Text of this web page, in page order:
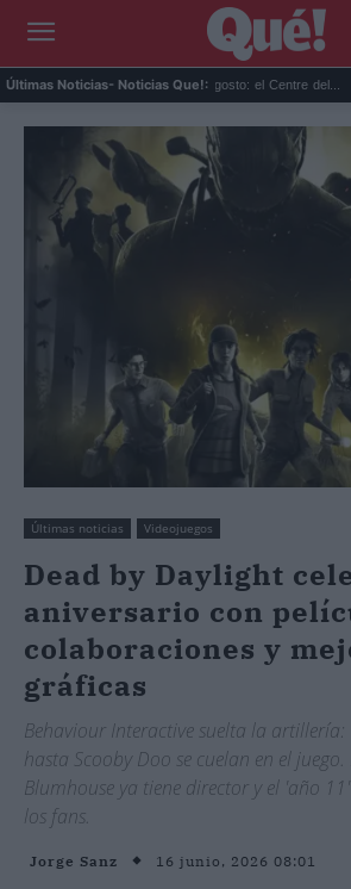
Últimas Noticias- Noticias Que!:
gratis en Valencia en agosto: el Centre del...
Últimas noticias Videojuegos
Dead by Daylight
aniversario con
colaboraciones y
gráficas
Behaviour Interactive suelta la artillería:
hasta Scooby Doo se cuelan en el
Blumhouse ya tiene director y el 'año
los fans.
Jorge Sanz 16 junio, 2026 08:01